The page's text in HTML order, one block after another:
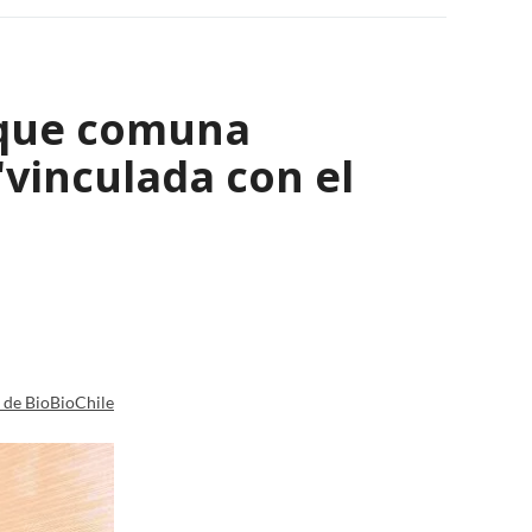
comuna
con el
BioBioChile